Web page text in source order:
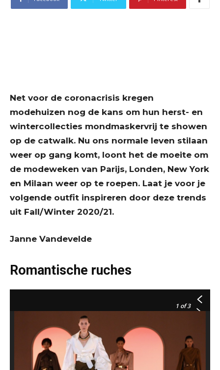
Net voor de coronacrisis kregen
modehuizen nog de kans om hun herst- en
wintercollecties mondmaskervrij te showen
op de catwalk. Nu ons normale leven stilaan
weer op gang komt, loont het de moeite om
de modeweken van Parijs, Londen, New York
en Milaan weer op te roepen. Laat je voor je
volgende outfit inspireren door deze trends
uit Fall/Winter 2020/21.
Janne Vandevelde
Romantische ruches
1 of 3